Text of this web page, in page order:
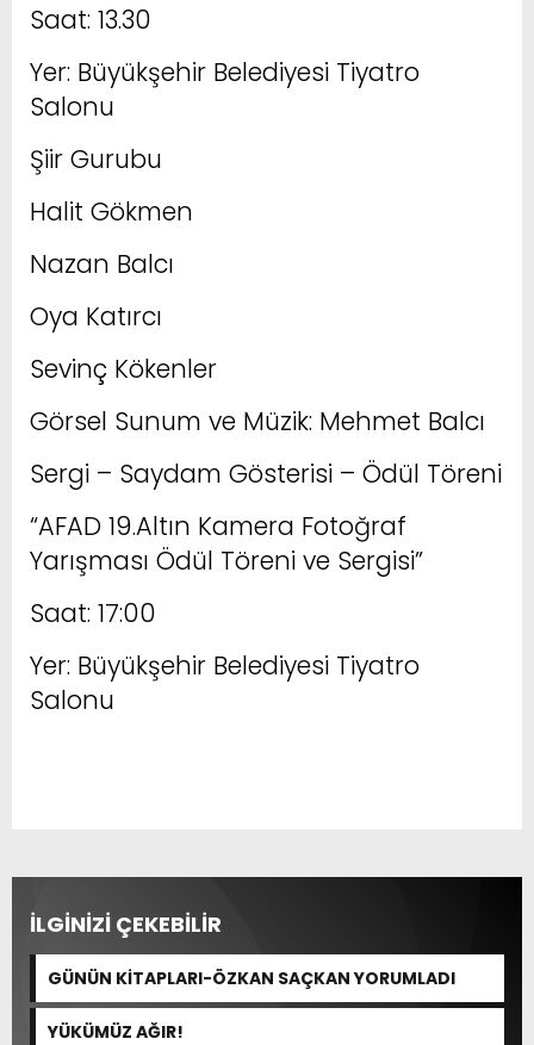
Saat: 13.30
Yer: Büyükşehir Belediyesi Tiyatro
Salonu
Şiir Gurubu
Halit Gökmen
Nazan Balcı
Oya Katırcı
Sevinç Kökenler
Görsel Sunum ve Müzik: Mehmet Balcı
Sergi – Saydam Gösterisi – Ödül Töreni
“AFAD 19.Altın Kamera Fotoğraf
Yarışması Ödül Töreni ve Sergisi”
Saat: 17:00
Yer: Büyükşehir Belediyesi Tiyatro
Salonu
İLGİNİZİ ÇEKEBİLİR
GÜNÜN KİTAPLARI-ÖZKAN SAÇKAN YORUMLADI
YÜKÜMÜZ AĞIR!